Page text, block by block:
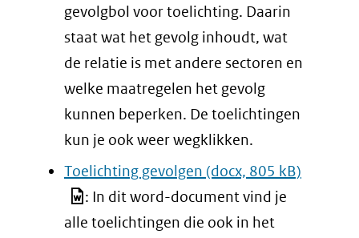
andere
website)
gevolgbol voor toelichting. Daarin
staat wat het gevolg inhoudt, wat
de relatie is met andere sectoren en
welke maatregelen het gevolg
kunnen beperken. De toelichtingen
kun je ook weer wegklikken.
Toelichting gevolgen (docx, 805 kB)
: In dit word-document vind je
alle toelichtingen die ook in het